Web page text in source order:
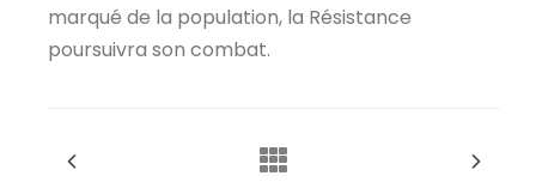
marqué de la population, la Résistance
poursuivra son combat.